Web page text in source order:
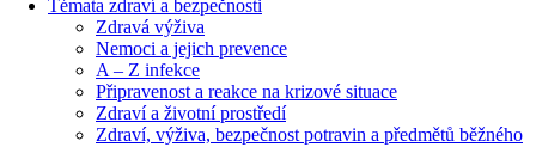
Témata zdraví a bezpečnosti
Zdravá výživa
Nemoci a jejich prevence
A – Z infekce
Připravenost a reakce na krizové situace
Zdraví a životní prostředí
Zdraví, výživa, bezpečnost potravin a předmětů běžného